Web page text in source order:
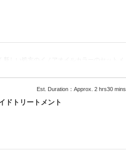
Est. Duration：Approx. 2 hrs30 mins
ドトリートメント